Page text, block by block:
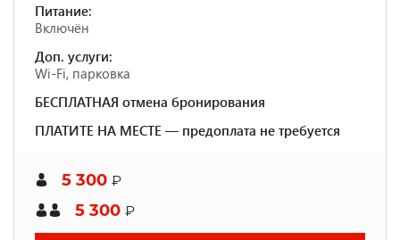
Питание:
Включён
Доп. услуги:
Wi-Fi, парковка
БЕСПЛАТНАЯ отмена бронирования
ПЛАТИТЕ НА МЕСТЕ — предоплата не требуется
5 300 ₽
5 300 ₽